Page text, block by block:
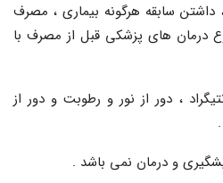
سابقه هرگونه بیماری ، مصرف
درمان های پزشکی قبل از مصرف با
از ۲۵ درجه سانتیگراد ، دور از نور و رطوبت و دور از
و درمان نمی باشد .